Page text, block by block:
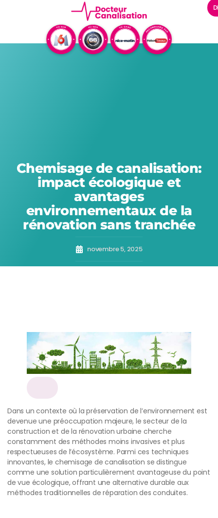
Chemisage de canalisation:
impact écologique et
avantages
environnementaux de la
rénovation sans tranchée
novembre 5, 2025
Dans un contexte où la préservation de l’environnement est
devenue une préoccupation majeure, le secteur de la
construction et de la rénovation urbaine cherche
constamment des méthodes moins invasives et plus
respectueuses de l’écosystème. Parmi ces techniques
innovantes, le chemisage de canalisation se distingue
comme une solution particulièrement avantageuse du point
de vue écologique, offrant une alternative durable aux
méthodes traditionnelles de réparation des conduites.